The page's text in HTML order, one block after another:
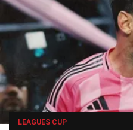
LEAGUES CUP